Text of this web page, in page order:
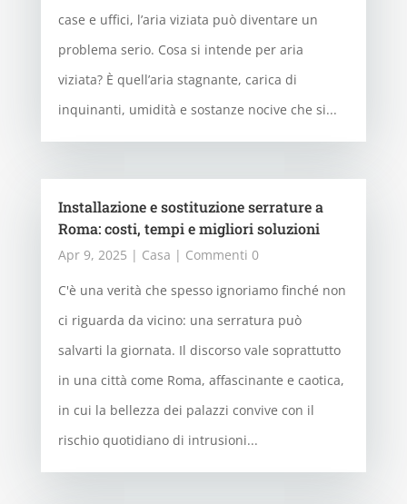
case e uffici, l’aria viziata può diventare un
problema serio. Cosa si intende per aria
viziata? È quell’aria stagnante, carica di
inquinanti, umidità e sostanze nocive che si...
Installazione e sostituzione serrature a
Roma: costi, tempi e migliori soluzioni
Apr 9, 2025 | Casa | Commenti 0
C'è una verità che spesso ignoriamo finché non
ci riguarda da vicino: una serratura può
salvarti la giornata. Il discorso vale soprattutto
in una città come Roma, affascinante e caotica,
in cui la bellezza dei palazzi convive con il
rischio quotidiano di intrusioni...